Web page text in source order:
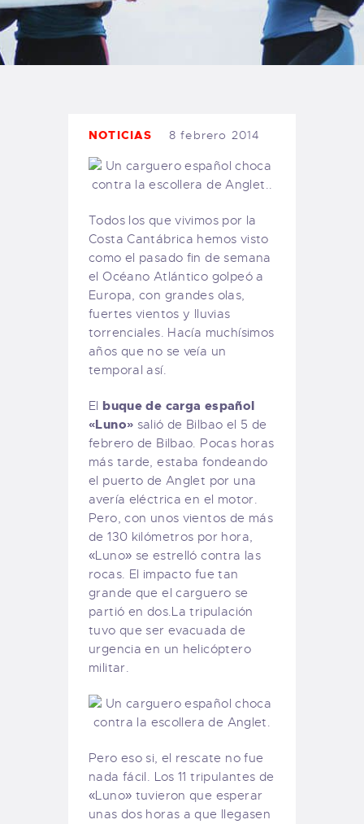
TIENDA FAMILY SURFERS
WEBCAM SALINAS
PEDIDOS
NOTICIAS 8 febrero 2014
Todos los que vivimos por la
Costa Cantábrica hemos visto
como el pasado fin de semana
el Océano Atlántico golpeó a
Europa, con grandes olas,
fuertes vientos y lluvias
torrenciales. Hacía muchísimos
años que no se veía un
temporal así.
El buque de carga español
«Luno» salió de Bilbao el 5 de
febrero de Bilbao. Pocas horas
más tarde, estaba fondeando
el puerto de Anglet por una
avería eléctrica en el motor.
Pero, con unos vientos de más
de 130 kilómetros por hora,
«Luno» se estrelló contra las
rocas. El impacto fue tan
grande que el carguero se
partió en dos.La tripulación
tuvo que ser evacuada de
urgencia en un helicóptero
militar.
Pero eso si, el rescate no fue
nada fácil. Los 11 tripulantes de
«Luno» tuvieron que esperar
unas dos horas a que llegasen